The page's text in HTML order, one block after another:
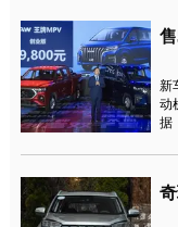
新
动
据